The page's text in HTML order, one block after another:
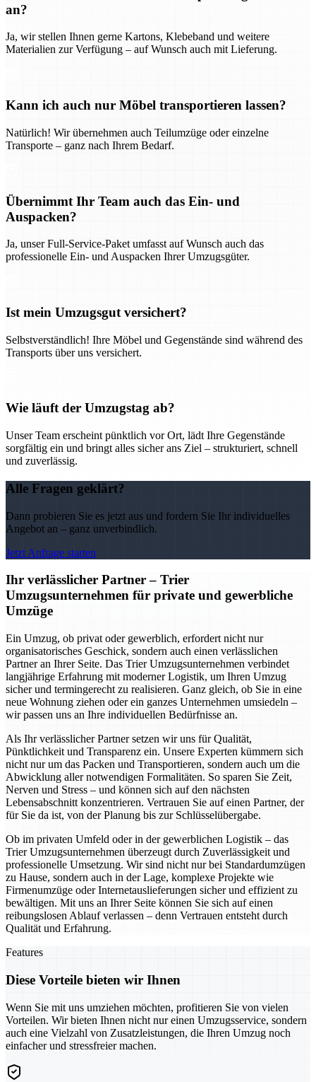
an?
Ja, wir stellen Ihnen gerne Kartons, Klebeband und weitere
Materialien zur Verfügung – auf Wunsch auch mit Lieferung.
Kann ich auch nur Möbel transportieren lassen?
Natürlich! Wir übernehmen auch Teilumzüge oder einzelne
Transporte – ganz nach Ihrem Bedarf.
Übernimmt Ihr Team auch das Ein- und
Auspacken?
Ja, unser Full-Service-Paket umfasst auf Wunsch auch das
professionelle Ein- und Auspacken Ihrer Umzugsgüter.
Ist mein Umzugsgut versichert?
Selbstverständlich! Ihre Möbel und Gegenstände sind während des
Transports über uns versichert.
Wie läuft der Umzugstag ab?
Unser Team erscheint pünktlich vor Ort, lädt Ihre Gegenstände
sorgfältig ein und bringt alles sicher ans Ziel – strukturiert, schnell
und zuverlässig.
Alle Fragen geklärt?
Dann probieren Sie es jetzt aus und fordern Sie Ihr individuelles
Angebot an – ganz unverbindlich.
Jetzt Anfrage starten
Ihr verlässlicher Partner – Trier
Umzugsunternehmen für private und gewerbliche
Umzüge
Ein Umzug, ob privat oder gewerblich, erfordert nicht nur
organisatorisches Geschick, sondern auch einen verlässlichen
Partner an Ihrer Seite. Das Trier Umzugsunternehmen verbindet
langjährige Erfahrung mit moderner Logistik, um Ihren Umzug
sicher und termingerecht zu realisieren. Ganz gleich, ob Sie in eine
neue Wohnung ziehen oder ein ganzes Unternehmen umsiedeln –
wir passen uns an Ihre individuellen Bedürfnisse an.
Als Ihr verlässlicher Partner setzen wir uns für Qualität,
Pünktlichkeit und Transparenz ein. Unsere Experten kümmern sich
nicht nur um das Packen und Transportieren, sondern auch um die
Abwicklung aller notwendigen Formalitäten. So sparen Sie Zeit,
Nerven und Stress – und können sich auf den nächsten
Lebensabschnitt konzentrieren. Vertrauen Sie auf einen Partner, der
für Sie da ist, von der Planung bis zur Schlüsselübergabe.
Ob im privaten Umfeld oder in der gewerblichen Logistik – das
Trier Umzugsunternehmen überzeugt durch Zuverlässigkeit und
professionelle Umsetzung. Wir sind nicht nur bei Standardumzügen
zu Hause, sondern auch in der Lage, komplexe Projekte wie
Firmenumzüge oder Internetauslieferungen sicher und effizient zu
bewältigen. Mit uns an Ihrer Seite können Sie sich auf einen
reibungslosen Ablauf verlassen – denn Vertrauen entsteht durch
Qualität und Erfahrung.
Features
Diese Vorteile bieten wir Ihnen
Wenn Sie mit uns umziehen möchten, profitieren Sie von vielen
Vorteilen. Wir bieten Ihnen nicht nur einen Umzugsservice, sondern
auch eine Vielzahl von Zusatzleistungen, die Ihren Umzug noch
einfacher und stressfreier machen.